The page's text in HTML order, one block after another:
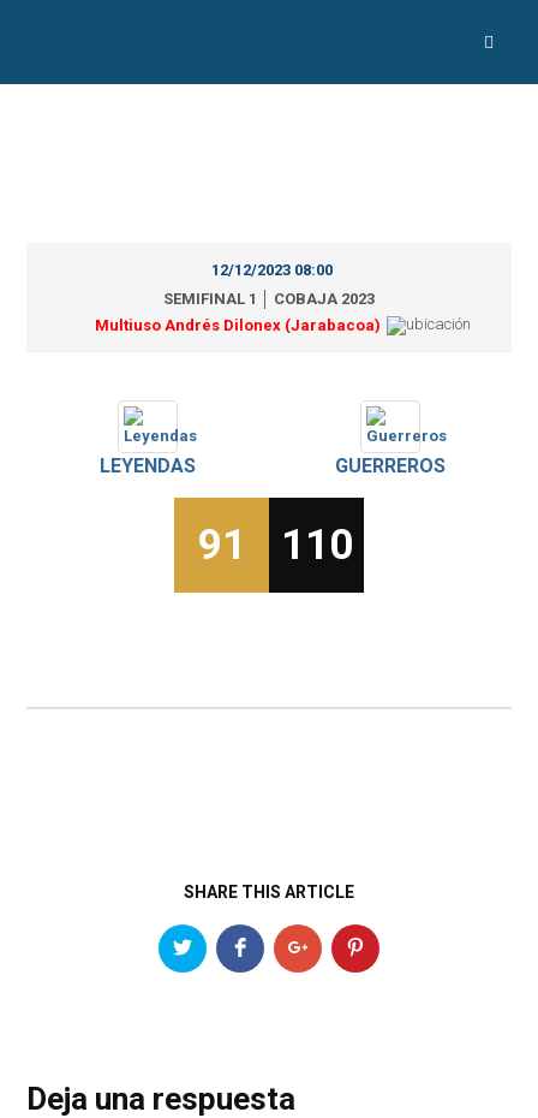
12/12/2023 08:00
SEMIFINAL 1 │ COBAJA 2023
Multiuso Andrés Dilonex (Jarabacoa)
LEYENDAS GUERREROS
91 110
SHARE THIS ARTICLE
Deja una respuesta